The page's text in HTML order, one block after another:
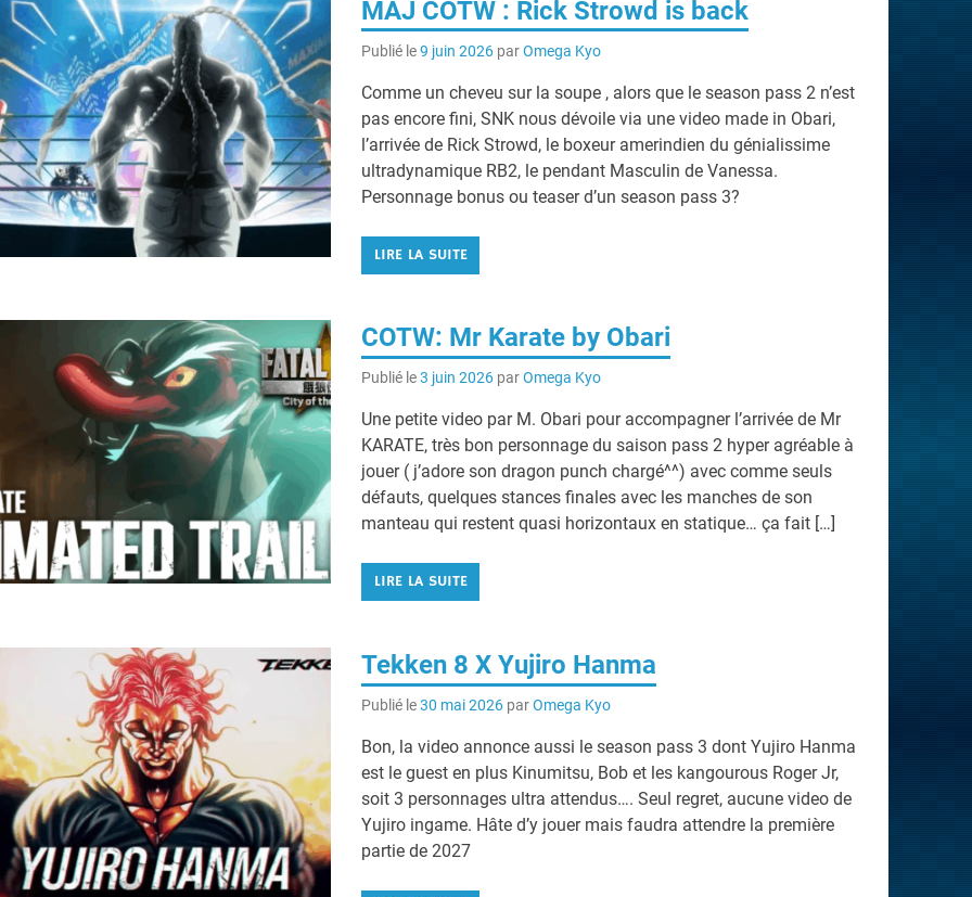
MAJ COTW : Rick Strowd is back
Publié le9 juin 2026 parOmega Kyo
Comme un cheveu sur la soupe , alors que le season pass 2 n’est
pas encore fini, SNK nous dévoile via une video made in Obari,
l’arrivée de Rick Strowd, le boxeur amerindien du génialissime
ultradynamique RB2, le pendant Masculin de Vanessa.
Personnage bonus ou teaser d’un season pass 3?
LIRE LA SUITE
COTW: Mr Karate by Obari
Publié le3 juin 2026 parOmega Kyo
Une petite video par M. Obari pour accompagner l’arrivée de Mr
KARATE, très bon personnage du saison pass 2 hyper agréable à
jouer ( j’adore son dragon punch chargé^^) avec comme seuls
défauts, quelques stances finales avec les manches de son
manteau qui restent quasi horizontaux en statique… ça fait […]
LIRE LA SUITE
Tekken 8 X Yujiro Hanma
Publié le30 mai 2026 parOmega Kyo
Bon, la video annonce aussi le season pass 3 dont Yujiro Hanma
est le guest en plus Kinumitsu, Bob et les kangourous Roger Jr,
soit 3 personnages ultra attendus…. Seul regret, aucune video de
Yujiro ingame. Hâte d’y jouer mais faudra attendre la première
partie de 2027